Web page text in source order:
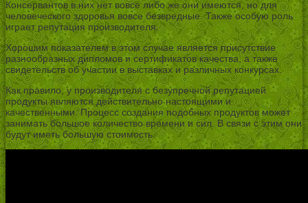
Консервантов в них нет вовсе либо же они имеются, но для
человеческого здоровья вовсе безвредные. Также особую роль
играет репутация производителя.
Хорошим показателем в этом случае является присутствие
разнообразных дипломов и сертификатов качества, а также
свидетельств об участии в выставках и различных конкурсах.
Как правило, у производителя с безупречной репутацией
продукты являются действительно настоящими и
качественными. Процесс создания подобных продуктов может
занимать большое количество времени и сил. В связи с этим они
будут иметь большую стоимость.